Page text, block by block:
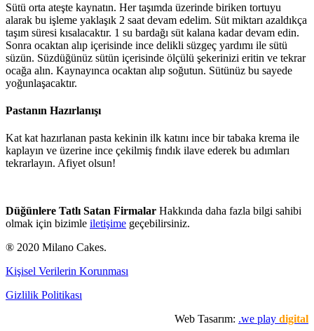
Sütü orta ateşte kaynatın. Her taşımda üzerinde biriken tortuyu
alarak bu işleme yaklaşık 2 saat devam edelim. Süt miktarı azaldıkça
taşım süresi kısalacaktır. 1 su bardağı süt kalana kadar devam edin.
Sonra ocaktan alıp içerisinde ince delikli süzgeç yardımı ile sütü
süzün. Süzdüğünüz sütün içerisinde ölçülü şekerinizi eritin ve tekrar
ocağa alın. Kaynayınca ocaktan alıp soğutun. Sütünüz bu sayede
yoğunlaşacaktır.
Pastanın Hazırlanışı
Kat kat hazırlanan pasta kekinin ilk katını ince bir tabaka krema ile
kaplayın ve üzerine ince çekilmiş fındık ilave ederek bu adımları
tekrarlayın. Afiyet olsun!
Düğünlere Tatlı Satan Firmalar Hakkında daha fazla bilgi sahibi
olmak için bizimle iletişime geçebilirsiniz.
® 2020 Milano Cakes.
Kişisel Verilerin Korunması
Gizlilik Politikası
Web Tasarım: .we play digital